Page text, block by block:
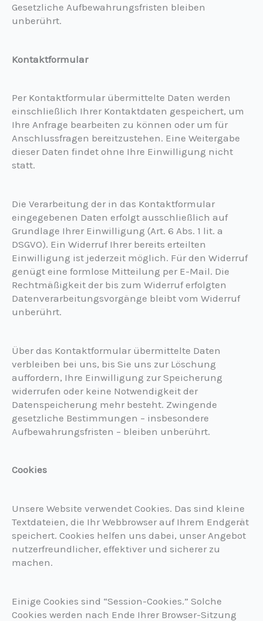
Gesetzliche Aufbewahrungsfristen bleiben
unberührt.
Kontaktformular
Per Kontaktformular übermittelte Daten werden
einschließlich Ihrer Kontaktdaten gespeichert, um
Ihre Anfrage bearbeiten zu können oder um für
Anschlussfragen bereitzustehen. Eine Weitergabe
dieser Daten findet ohne Ihre Einwilligung nicht
statt.
Die Verarbeitung der in das Kontaktformular
eingegebenen Daten erfolgt ausschließlich auf
Grundlage Ihrer Einwilligung (Art. 6 Abs. 1 lit. a
DSGVO). Ein Widerruf Ihrer bereits erteilten
Einwilligung ist jederzeit möglich. Für den Widerruf
genügt eine formlose Mitteilung per E-Mail. Die
Rechtmäßigkeit der bis zum Widerruf erfolgten
Datenverarbeitungsvorgänge bleibt vom Widerruf
unberührt.
Über das Kontaktformular übermittelte Daten
verbleiben bei uns, bis Sie uns zur Löschung
auffordern, Ihre Einwilligung zur Speicherung
widerrufen oder keine Notwendigkeit der
Datenspeicherung mehr besteht. Zwingende
gesetzliche Bestimmungen – insbesondere
Aufbewahrungsfristen – bleiben unberührt.
Cookies
Unsere Website verwendet Cookies. Das sind kleine
Textdateien, die Ihr Webbrowser auf Ihrem Endgerät
speichert. Cookies helfen uns dabei, unser Angebot
nutzerfreundlicher, effektiver und sicherer zu
machen.
Einige Cookies sind “Session-Cookies.” Solche
Cookies werden nach Ende Ihrer Browser-Sitzung